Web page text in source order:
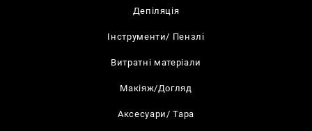
Депіляція
Інструменти/ Пензлі
Витратні матеріали
Макіяж/Догляд
Аксесуари/ Тара